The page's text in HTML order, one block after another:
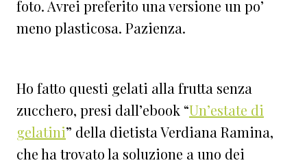
foto. Avrei preferito una versione un po’
meno plasticosa. Pazienza.⁠
Ho fatto questi gelati alla frutta senza
zucchero, presi dall’ebook “Un’estate di
gelatini” della dietista Verdiana Ramina,
che ha trovato la soluzione a uno dei